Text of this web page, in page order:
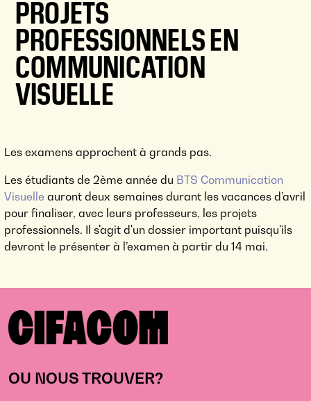
PROJETS
PROFESSIONNELS EN
COMMUNICATION
VISUELLE
Les examens approchent à grands pas.
Les étudiants de 2ème année du BTS Communication
Visuelle auront deux semaines durant les vacances d’avril
pour finaliser, avec leurs professeurs, les projets
professionnels. Il s'agit d'un dossier important puisqu'ils
devront le présenter à l’examen à partir du 14 mai.
OU NOUS TROUVER?